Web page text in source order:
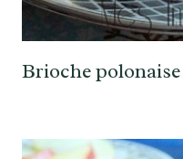
Brioche polonaise